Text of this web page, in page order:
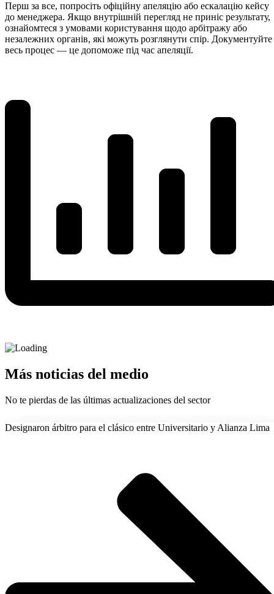
Перш за все, попросіть офіційну апеляцію або ескалацію кейсу
до менеджера. Якщо внутрішній перегляд не приніс результату,
ознайомтеся з умовами користування щодо арбітражу або
незалежних органів, які можуть розглянути спір. Документуйте
весь процес — це допоможе під час апеляції.
Más noticias del medio
No te pierdas de las últimas actualizaciones del sector
Designaron árbitro para el clásico entre Universitario y Alianza Lima